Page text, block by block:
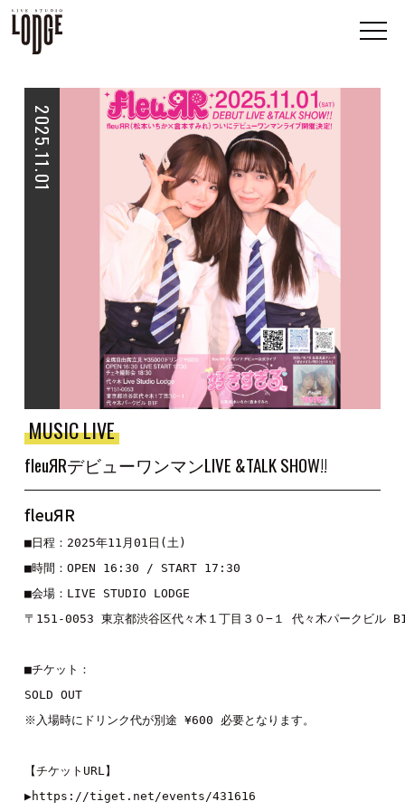
2025.11.01
MUSIC LIVE
fleuЯRデビューワンマンLIVE &TALK SHOW!!
fleuЯR
■日程：2025年11月01日(土)
■時間：OPEN 16:30 / START 17:30
■会場：LIVE STUDIO LODGE
〒151-0053 東京都渋谷区代々木１丁目３０−１ 代々木パークビル
■チケット：
SOLD OUT
※入場時にドリンク代が別途 ¥600 必要となります。
【チケットURL】
▶https://tiget.net/events/431616